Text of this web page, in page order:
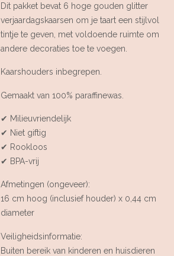
Dit pakket bevat 6 hoge gouden glitter
verjaardagskaarsen om je taart een stijlvol
tintje te geven, met voldoende ruimte om
andere decoraties toe te voegen.
Kaarshouders inbegrepen.
Gemaakt van 100% paraffinewas.
✔ Milieuvriendelijk
✔ Niet giftig
✔ Rookloos
✔ BPA-vrij
Afmetingen (ongeveer):
16 cm hoog (inclusief houder) x 0,44 cm
diameter
Veiligheidsinformatie:
Buiten bereik van kinderen en huisdieren